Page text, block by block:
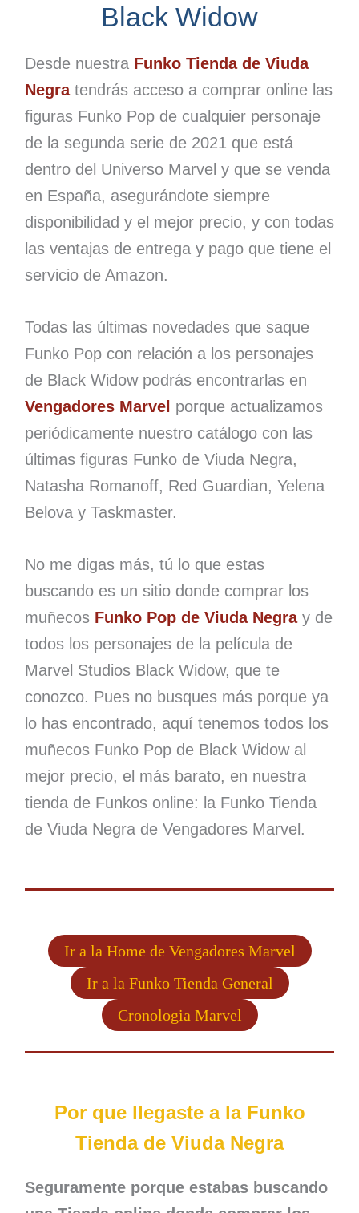
Black Widow
Desde nuestra Funko Tienda de Viuda
Negratendrás acceso a comprar online las
figuras Funko Pop de cualquier personaje
de la segunda serie de 2021 que está
dentro del Universo Marvel y que se venda
en España, asegurándote siempre
disponibilidad y el mejor precio, y con todas
las ventajas de entrega y pago que tiene el
servicio de Amazon.
Todas las últimas novedades que saque
Funko Pop con relación a los personajes
de Black Widow podrás encontrarlas en
Vengadores Marvel porque actualizamos
periódicamente nuestro catálogo con las
últimas figuras Funko de Viuda Negra,
Natasha Romanoff, Red Guardian, Yelena
Belova y Taskmaster.
No me digas más, tú lo que estas
buscando es un sitio donde comprar los
muñecos Funko Pop de Viuda Negray de
todos los personajes de la película de
Marvel Studios Black Widow, que te
conozco. Pues no busques más porque ya
lo has encontrado, aquí tenemos todos los
muñecos Funko Pop de Black Widow al
mejor precio, el más barato, en nuestra
tienda de Funkos online: la Funko Tienda
de Viuda Negra de Vengadores Marvel.
Ir a la Home de Vengadores Marvel
Ir a la Funko Tienda General
Cronologia Marvel
Por que llegaste a la Funko
Tienda de Viuda Negra
Seguramente porque estabas buscando